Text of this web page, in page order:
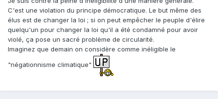
C'est une violation du principe démocratique. Le but même des
élus est de changer la loi ; si on peut empêcher le peuple d'élire
quelqu'un pour changer la loi qu'il a été condamné pour avoir
violé, ça pose un sacré problème de circularité.
Imaginez que demain on considère comme inéligible le
"négationnisme climatique"